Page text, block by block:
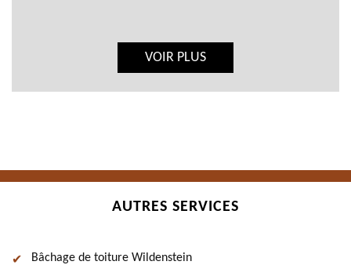
VOIR PLUS
AUTRES SERVICES
Bâchage de toiture Wildenstein